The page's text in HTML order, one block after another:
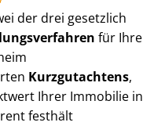
der drei gesetzlich
für Ihre
Kurzgutachtens,
Ihrer Immobilie in
festhält